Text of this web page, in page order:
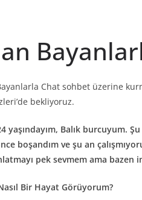
Chat sohbet üzerine
bekliyoruz.
yaşındayım, Balık burcuyum.
boşandım ve şu an
pek sevmem ama bazen
Bir Hayat Görüyorum?